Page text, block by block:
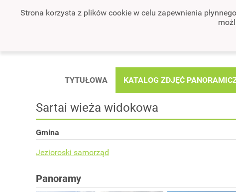
Strona korzysta z plików cookie w celu zapewnienia
TYTUŁOWA KATALOG ZDJĘĆ
Sartai wieża widokowa
Gmina
Jezioroski samorząd
Panoramy